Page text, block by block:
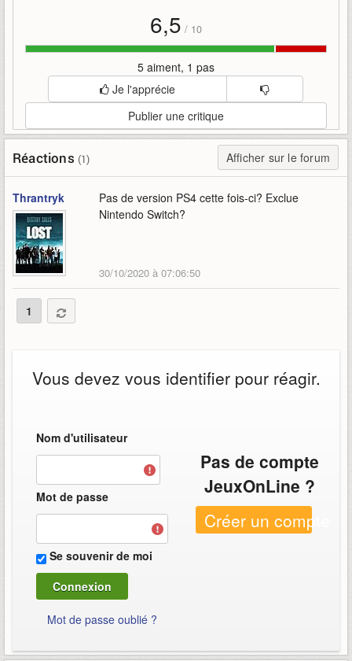
6,5 / 10
5 aiment, 1 pas
Je l'apprécie
Publier une critique
Réactions (1) Afficher sur le forum
Thrantryk
Pas de version PS4 cette fois-ci? Exclue
Nintendo Switch?
30/10/2020 à 07:06:50
1
Vous devez vous identifier pour réagir.
Nom d'utilisateur
Mot de passe
Se souvenir de moi
Mot de passe oublié ?
Pas de compte
JeuxOnLine ?
Créer un compte